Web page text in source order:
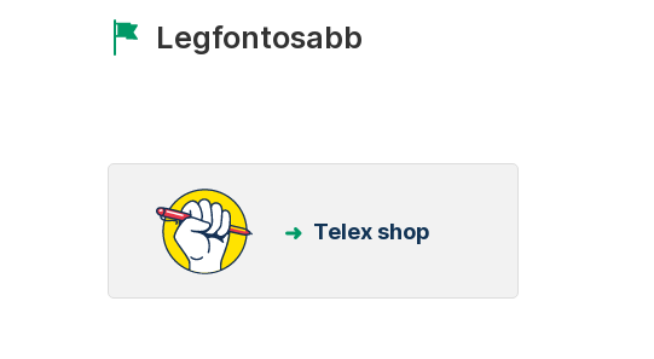
Legfontosabb
Telex shop